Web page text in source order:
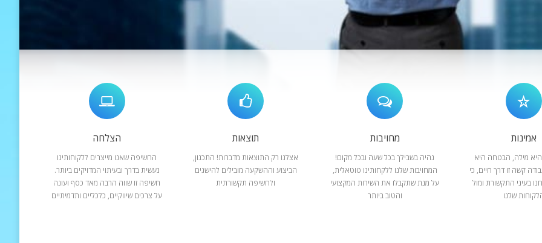
אמינות
היא מילה, הבטחה היא
קשה זו דרך חיים, כי
בעיני התקשורת ומול
שלנו
מחויבות
נהיה בשבילך בכל שעה ובכל מקום!
המחויבות שלנו ללקחותינו טוטאלית,
על מנת שתקבלו את השירות המקצועי
והטוב ביותר
תוצאות
אצלנו רק התוצאות מדברות! התכנון,
הביצוע וההשקעה מובילים להישגים
ולחשיפה תקשורתית
הצלחה
החשיפה שאנו מייצרים ללקוחותינו
נעשית בדרך ובעיתוי המדויקים ביותר.
חשיפה זו שווה הרבה מאד כסף ועונה
על צרכים שיווקיים, כלכליים ותדמיתיים